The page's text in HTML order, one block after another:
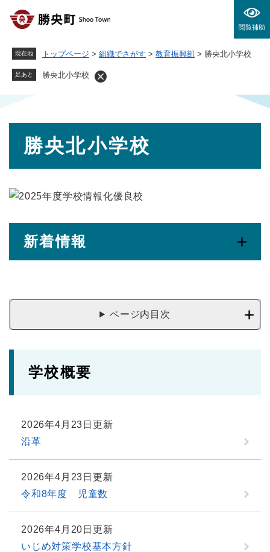
閲覧補助
現在地 トップページ > 組織でさがす > 教育振興部 > 勝央北小学校
足あと 勝央北小学校
勝央北小学校
新着情報
ページ内目次
学校概要
2026年4月23日更新
沿革
2026年4月23日更新
令和8年度 児童数
2026年4月20日更新
いじめ対策学校基本方針